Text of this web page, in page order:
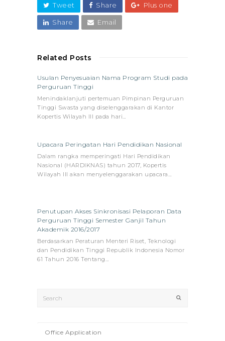
Tweet Share Plus one
Share Email
Related Posts
Usulan Penyesuaian Nama Program Studi pada
Perguruan Tinggi
Menindaklanjuti pertemuan Pimpinan Perguruan
Tinggi Swasta yang diselenggarakan di Kantor
Kopertis Wilayah III pada hari…
Upacara Peringatan Hari Pendidikan Nasional
Dalam rangka memperingati Hari Pendidikan
Nasional (HARDIKNAS) tahun 2017, Kopertis
Wilayah III akan menyelenggarakan upacara…
Penutupan Akses Sinkronisasi Pelaporan Data
Perguruan Tinggi Semester Ganjil Tahun
Akademik 2016/2017
Berdasarkan Peraturan Menteri Riset, Teknologi
dan Pendidikan Tinggi Republik Indonesia Nomor
61 Tahun 2016 Tentang…
Office Application